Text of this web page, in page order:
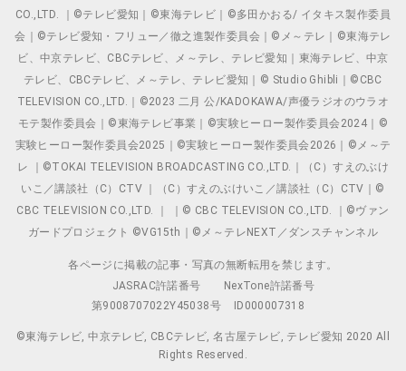
CO.,LTD. ｜©テレビ愛知｜©東海テレビ｜©多田かおる/ イタキス製作委員
会｜©テレビ愛知・フリュー／徹之進製作委員会｜©メ～テレ｜©東海テレ
ビ、中京テレビ、CBCテレビ、メ～テレ、テレビ愛知｜東海テレビ、中京
テレビ、CBCテレビ、メ～テレ、テレビ愛知｜© Studio Ghibli｜©CBC
TELEVISION CO.,LTD.｜©2023 二月 公/KADOKAWA/声優ラジオのウラオ
モテ製作委員会｜©東海テレビ事業｜©実験ヒーロー製作委員会2024｜©
実験ヒーロー製作委員会2025｜©実験ヒーロー製作委員会2026｜©メ～テ
レ ｜©TOKAI TELEVISION BROADCASTING CO.,LTD.｜（C）すえのぶけ
いこ／講談社（C）CTV ｜（C）すえのぶけいこ／講談社（C）CTV｜©
CBC TELEVISION CO.,LTD. ｜ ｜© CBC TELEVISION CO.,LTD. ｜©ヴァン
ガードプロジェクト ©VG15th｜©メ～テレNEXT／ダンスチャンネル
各ページに掲載の記事・写真の無断転用を禁じます。
JASRAC許諾番号
NexTone許諾番号
第9008707022Y45038号
ID000007318
©東海テレビ, 中京テレビ, CBCテレビ, 名古屋テレビ, テレビ愛知 2020 All
Rights Reserved.